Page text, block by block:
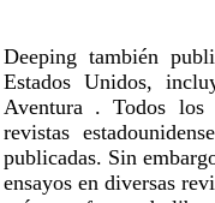
Deeping también
Estados Unidos,
Aventura . Todos los
revistas
publicadas. Sin
ensayos en diversas